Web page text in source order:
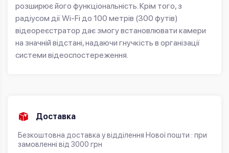
розширює його функціональність. Крім того, з
радіусом дії Wi-Fi до 100 метрів (300 футів)
відеореєстратор дає змогу встановлювати камери
на значній відстані, надаючи гнучкість в організації
системи відеоспостереження.
Доставка
Безкоштовна доставка у відділення Нової пошти : при
замовленні від 3000 грн